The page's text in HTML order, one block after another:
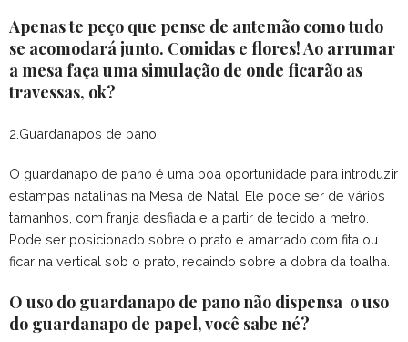
Apenas te peço que pense de antemão como tudo
se acomodará junto. Comidas e flores! Ao arrumar
a mesa faça uma simulação de onde ficarão as
travessas, ok?
2.Guardanapos de pano
O guardanapo de pano é uma boa oportunidade para introduzir
estampas natalinas na Mesa de Natal. Ele pode ser de vários
tamanhos, com franja desfiada e a partir de tecido a metro.
Pode ser posicionado sobre o prato e amarrado com fita ou
ficar na vertical sob o prato, recaindo sobre a dobra da toalha.
O uso do guardanapo de pano não dispensa o uso
do guardanapo de papel, você sabe né?